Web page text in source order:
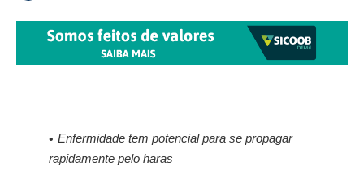
Enfermidade tem potencial para se propagar
rapidamente pelo haras